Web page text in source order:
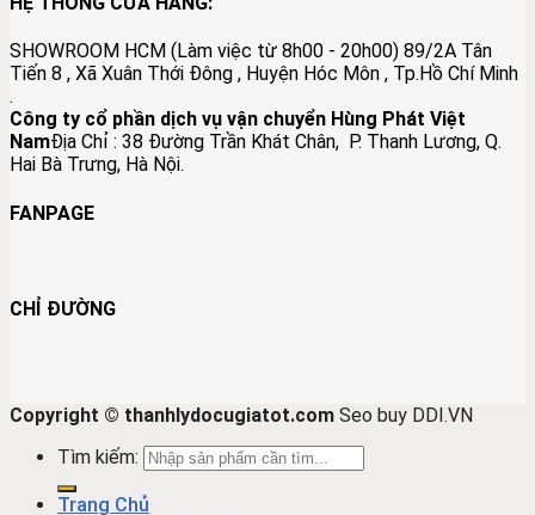
SHOWROOM HCM (Làm việc từ 8h00 - 20h00) 89/2A Tân
Tiến 8 , Xã Xuân Thới Đông , Huyện Hóc Môn , Tp.Hồ Chí Minh
.
Công ty cổ phần dịch vụ vận chuyển Hùng Phát Việt
NamĐịa Chỉ : 38 Đường Trần Khát Chân, P. Thanh Lương, Q.
Hai Bà Trưng, Hà Nội.
FANPAGE
CHỈ ĐƯỜNG
Copyright © thanhlydocugiatot.com Seo buy DDI.VN
Tìm kiếm:
Trang Chủ